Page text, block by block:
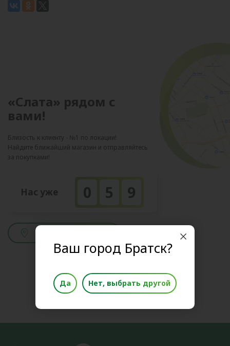
«Слата» рядом с
вами!
Близость к клиенту - №1 по локации!
Найдите ближайший магазин и отправляйтесь
за покупками!
Нас уже 0 5 9
Ваш город Братск?
Да Нет, выбрать другой